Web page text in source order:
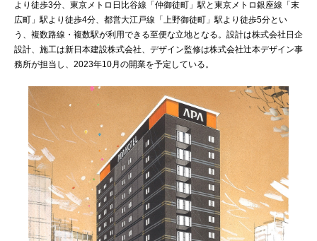
より徒歩3分、東京メトロ日比谷線「仲御徒町」駅と東京メトロ銀座線「末
広町」駅より徒歩4分、都営大江戸線「上野御徒町」駅より徒歩5分とい
う、複数路線・複数駅が利用できる至便な立地となる。設計は株式会社日企
設計、施工は新日本建設株式会社、デザイン監修は株式会社辻本デザイン事
務所が担当し、2023年10月の開業を予定している。